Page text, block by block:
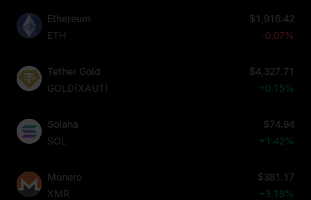
Ethereum
ETH
$1,916.42
-0.07%
Tether Gold
GOLD(XAUT)
$4,327.71
+0.15%
Solana
SOL
$74.94
+1.42%
Monero
XMR
$381.17
+3.18%